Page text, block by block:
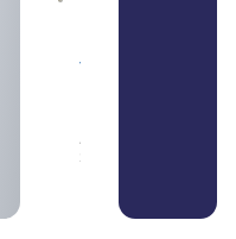
yang
August 4,
2026